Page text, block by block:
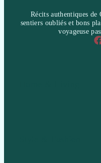
Récits authentiques de
sentiers oubliés et bons
voyageuse